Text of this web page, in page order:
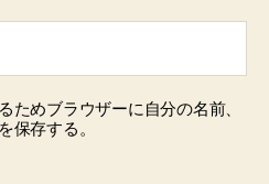
ためブラウザーに自分の名前、
保存する。